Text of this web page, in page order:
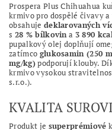
Prospera Plus Chihuahua
krmivo pro dospělé čivavy
obsahuje deklarovaných
s 28 % bílkovina 3 890
pupalkový olej doplňují
zatímco glukosamin (250
mg/kg)podporují klouby.
krmivo vysokou
s.r.o.).
KVALITA
Produkt je superprémiové